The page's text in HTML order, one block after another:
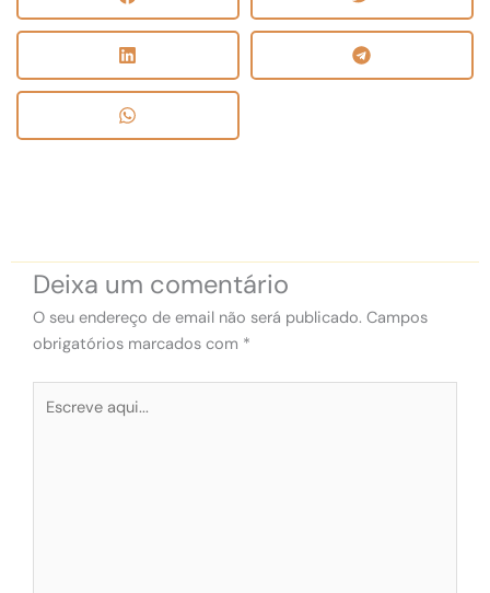
Deixa um comentário
O seu endereço de email não será publicado. Campos
obrigatórios marcados com *
aqui...